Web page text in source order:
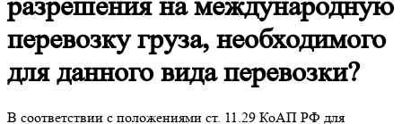
разрешения на международную
перевозку груза, необходимого
для данного вида перевозки?
В соответствии с положениями ст. 11.29 КоАП РФ для